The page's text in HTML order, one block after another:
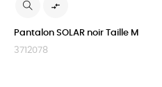

Pantalon SOLAR noir Taille M
3712078